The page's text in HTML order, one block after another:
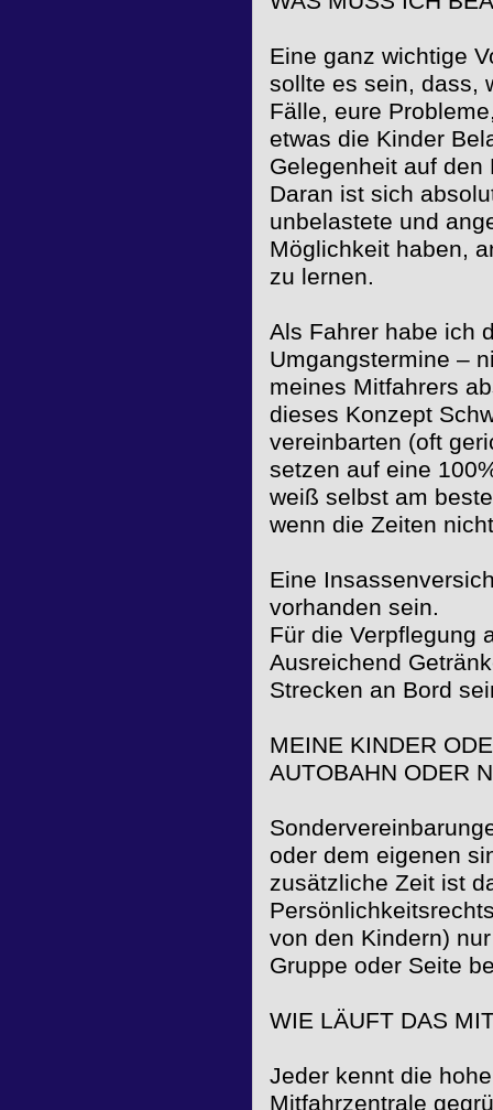
Eine ganz wichtige
sollte es sein, dass,
Fälle, eure
etwas die Kinder
Gelegenheit auf
Daran ist sich
unbelastete und
Möglichkeit haben,
zu lernen.
Als Fahrer habe ich
Umgangstermine –
meines Mitfahrers
dieses Konzept
vereinbarten (oft
setzen auf eine
weiß selbst am
wenn die Zeiten
Eine
vorhanden sein.
Für die Verpflegung
Ausreichend
Strecken an Bord
MEINE KINDER
AUTOBAHN ODER
oder dem eigenen
zusätzliche Zeit ist
von den Kindern)
Gruppe oder Seite
WIE LÄUFT DAS
Jeder kennt die
Mitfahrzentrale